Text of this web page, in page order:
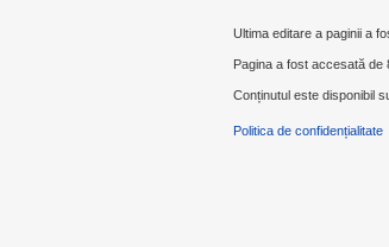
Ultima editare a paginii a
Pagina a fost accesată de
Conținutul este disponibil
Politica de confidențialitate